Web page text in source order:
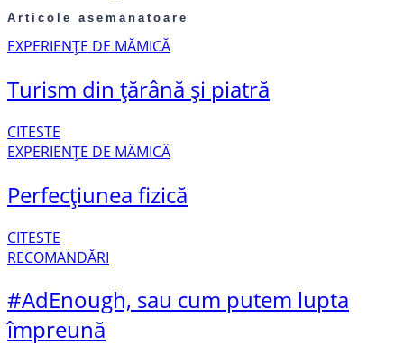
Articole asemanatoare
EXPERIENȚE DE MĂMICĂ
Turism din țărână și piatră
CITESTE
EXPERIENȚE DE MĂMICĂ
Perfecțiunea fizică
CITESTE
RECOMANDĂRI
#AdEnough, sau cum putem lupta
împreună